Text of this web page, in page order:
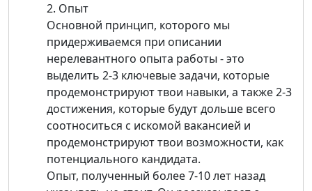
2. Опыт
Основной принцип, которого мы
придерживаемся при описании
нерелевантного опыта работы - это
выделить 2-3 ключевые задачи, которые
продемонстрируют твои навыки, а также 2-3
достижения, которые будут дольше всего
соотноситься с искомой вакансией и
продемонстрируют твои возможности, как
потенциального кандидата.
Опыт, полученный более 7-10 лет назад